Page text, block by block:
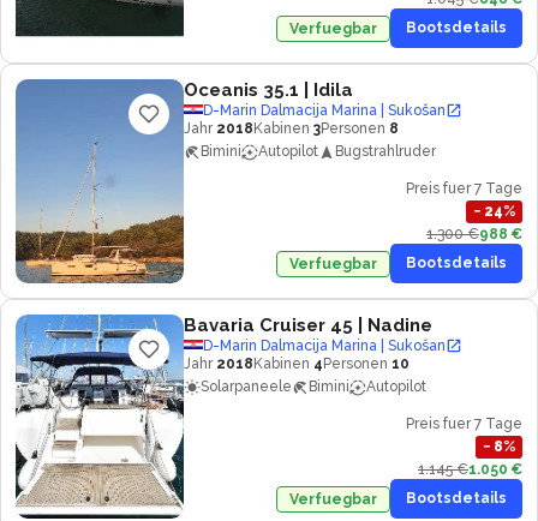
Verfuegbar
Bootsdetails
Oceanis 35.1 | Idila
D-Marin Dalmacija Marina | Sukošan
Jahr 2018 Kabinen 3Personen 8
Bimini
Autopilot Bugstrahlruder
Preis fuer 7 Tage
− 24%
1.300 €988 €
Verfuegbar
Bootsdetails
Bavaria Cruiser 45 | Nadine
D-Marin Dalmacija Marina | Sukošan
Jahr 2018 Kabinen 4 Personen 10
Solarpaneele
Bimini Autopilot
Preis fuer 7 Tage
− 8%
1.145 €1.050 €
Verfuegbar
Bootsdetails